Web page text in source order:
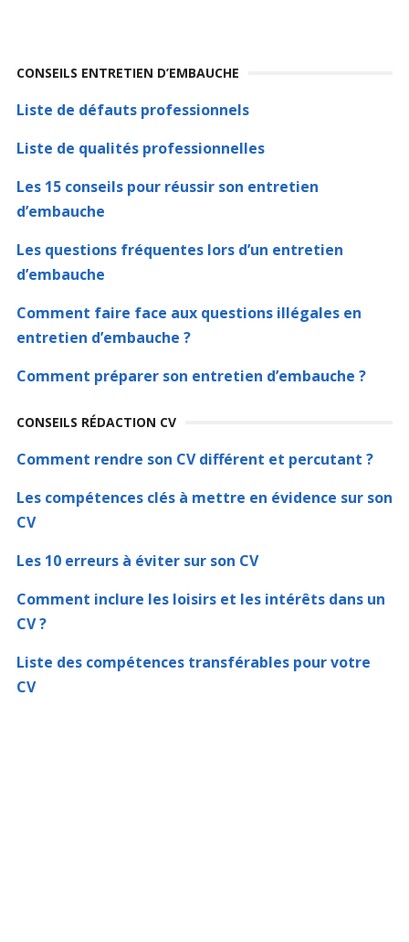
CONSEILS ENTRETIEN D’EMBAUCHE
Liste de défauts professionnels
Liste de qualités professionnelles
Les 15 conseils pour réussir son entretien
d’embauche
Les questions fréquentes lors d’un entretien
d’embauche
Comment faire face aux questions illégales en
entretien d’embauche ?
Comment préparer son entretien d’embauche ?
CONSEILS RÉDACTION CV
Comment rendre son CV différent et percutant ?
Les compétences clés à mettre en évidence sur son
CV
Les 10 erreurs à éviter sur son CV
Comment inclure les loisirs et les intérêts dans un
CV ?
Liste des compétences transférables pour votre
CV